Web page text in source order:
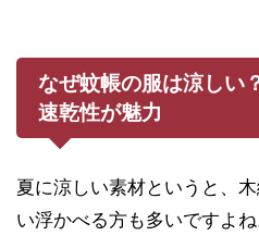
なぜ蚊帳の服は涼しい
速乾性が魅力
夏に涼しい素材というと、
い浮かべる方も多いですよね